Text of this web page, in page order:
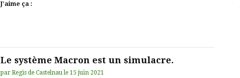
J’aime ça :
Le système Macron est un simulacre.
par Regis de Castelnau le 15 juin 2021